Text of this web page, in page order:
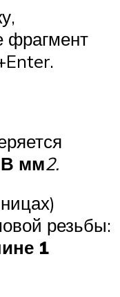
фрагмент
В мм2.
резьбы:
1